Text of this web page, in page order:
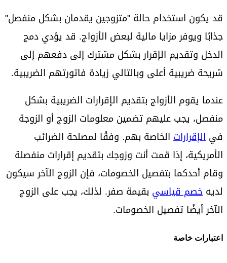
قد يكون استخدام حالة "متزوجين يقدمان بشكل منفصل"
جذابًا ويوفر مزايا مالية لبعض الأزواج. قد يؤدي دمج
الدخل وتقديم الإقرار بشكل مشترك إلى دفعهم إلى
شريحة ضريبية أعلى وبالتالي زيادة فاتورتهم الضريبية.
عندما يقوم الأزواج بتقديم الإقرارات الضريبية بشكل
منفصل، يجب عليهم تضمين معلومات الزوج أو الزوجة
في الإقرارات الخاصة بهم. وفقًا لمصلحة الضرائب
الأمريكية، إذا قمت أنت وزوجك بتقديم إقرارات منفصلة
وقام أحدكما بتفصيل الخصومات، فإن الزوج الآخر سيكون
لديه خصم قياسي بقيمة صفر. لذلك، يجب على الزوج
الآخر أيضًا تفصيل الخصومات.
اعتبارات خاصة